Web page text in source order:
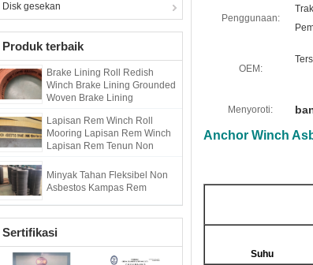
Disk gesekan
Produk terbaik
Brake Lining Roll Redish
Winch Brake Lining Grounded
Woven Brake Lining
Lapisan Rem Winch Roll
Mooring Lapisan Rem Winch
Lapisan Rem Tenun Non
Minyak Tahan Fleksibel Non
Asbestos Kampas Rem
Sertifikasi
Penggunaan:
OEM:
Menyoroti:
Anchor Winch
Suhu